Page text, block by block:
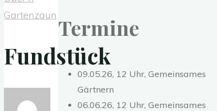
Gartenzaun
Fundstück
Termine
09.05.26, 12 Uhr, Gemeinsames
Gärtnern
06.06.26, 12 Uhr, Gemeinsames